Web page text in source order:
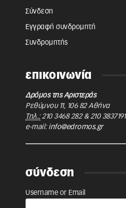
Σύνδεση
Εγγραφή συνδρομητή
Συνδρομητής
επικοινωνία
Δρόμος της Αριστεράς
Ρεθύμνου 11, 106 82 Αθήνα
Τηλ.: 210 3468 282& 210 3837191
e-mail: info@edromos.gr
σύνδεση
Username or Email